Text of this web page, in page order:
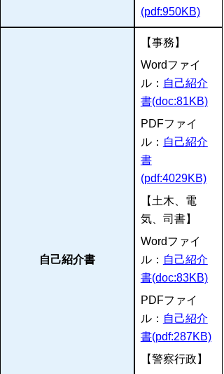
(pdf:950KB)
自己紹介書
【事務】
Wordファイ
ル： 自己紹介
書(doc:81KB)
PDFファイ
ル： 自己紹介
書
(pdf:4029KB)
【土木、電
気、司書】
Wordファイ
ル： 自己紹介
書(doc:83KB)
PDFファイ
ル： 自己紹介
書(pdf:287KB)
【警察行政】